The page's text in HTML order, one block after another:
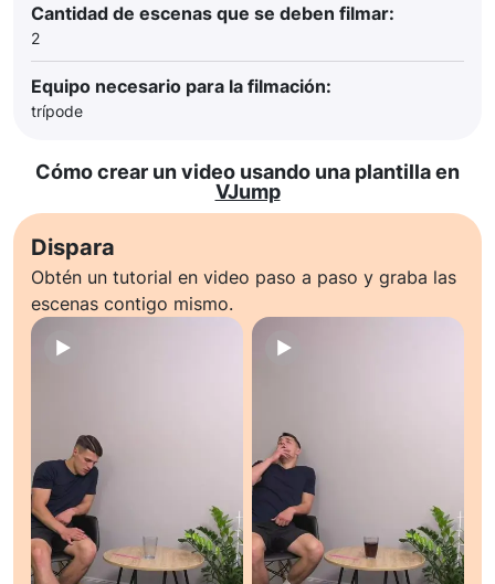
Cantidad de escenas que se deben filmar:
2
Equipo necesario para la filmación:
trípode
Cómo crear un video usando una plantilla en
VJump
Dispara
Obtén un tutorial en video paso a paso y graba las
escenas contigo mismo.